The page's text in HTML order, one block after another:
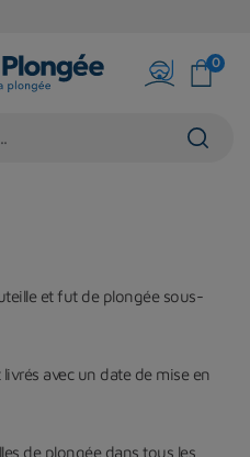
0
et fut de plongée sous-
avec un date de mise en
de plongée dans tous les